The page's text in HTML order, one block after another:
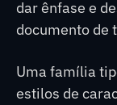
dar ênfase e
documento de
Uma família
estilos de